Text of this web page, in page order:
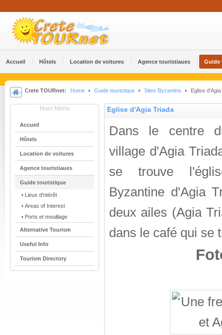
Accueil Hôtels Location de voitures Agence touristiaues Guide
Crete TOURnet: Home Guide touristique Sites Byzantins Eglise
Main Menu
Accueil
Hôtels
Location de voitures
Agence touristiaues
Guide touristique
Lieux d'ntérêt
Areas of Interest
Ports et mouillage
Alternative Tourism
Useful Info
Tourism Directory
Eglise d'Agia Triada
Dans le centre
village d'Agia
se trouve
Byzantine d'Agia
deux ailes (Agia
dans le café qui se